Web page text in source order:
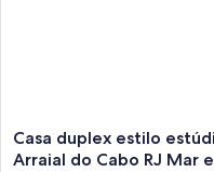
Casa
duplex
Casa duplex estilo
Arraial do Cabo RJ Mar